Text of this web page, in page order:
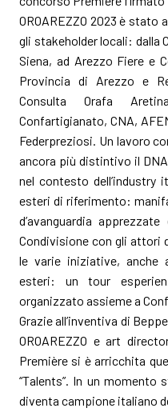
OROAREZZO 2023 è
gli stakeholder locali: dalla
Siena, ad Arezzo Fiere e
Provincia di Arezzo e
Consulta Orafa
Confartigianato, CNA,
Federpreziosi. Un lavoro
ancora più distintivo il
nel contesto dell’industry
esteri di riferimento:
d’avanguardia
Condivisione con gli attori
le varie iniziative, anche
esteri: un tour
organizzato assieme a
Grazie all’inventiva di
OROAREZZO e art
Première si è arricchita
“Talents”. In un
diventa campione italiano